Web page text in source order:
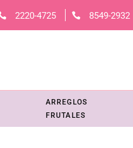
2220-4725 8549-2932
ARREGLOS
FRUTALES